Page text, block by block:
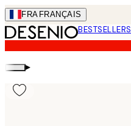
Skip
to
main
content.
FRA FRANÇAIS
BESTSELLERS
▸